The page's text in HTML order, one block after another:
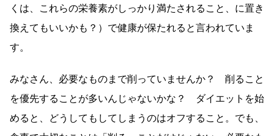
くは、これらの栄養素がしっかり満たされること、に置き
換えてもいいかも？）で健康が保たれると言われていま
す。
みなさん、必要なものまで削っていませんか？ 削ること
を優先することが多いんじゃないかな？ ダイエットを始
めると、どうしてもしてしまうのはオフすること。でも、